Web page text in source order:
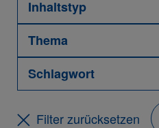
Filter zurücksetzen